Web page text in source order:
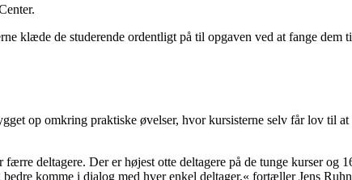
klæde de studerende ordentligt på til opgaven ved at fange dem
op omkring praktiske øvelser, hvor kursisterne selv får lov til
deltagere. Der er højest otte deltagere på de tunge kurser og
komme i dialog med hver enkel deltager,« fortæller Jens